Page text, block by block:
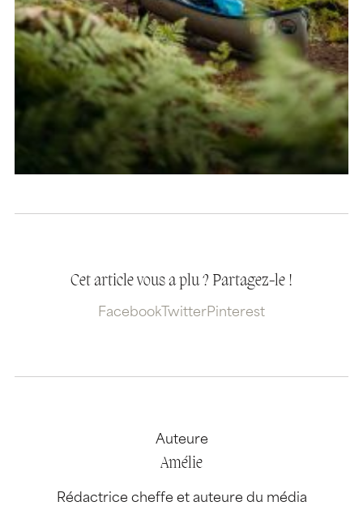
Cet article vous a plu ? Partagez-le !
Facebook TwitterPinterest
Auteure
Amélie
Rédactrice cheffe et auteure du média